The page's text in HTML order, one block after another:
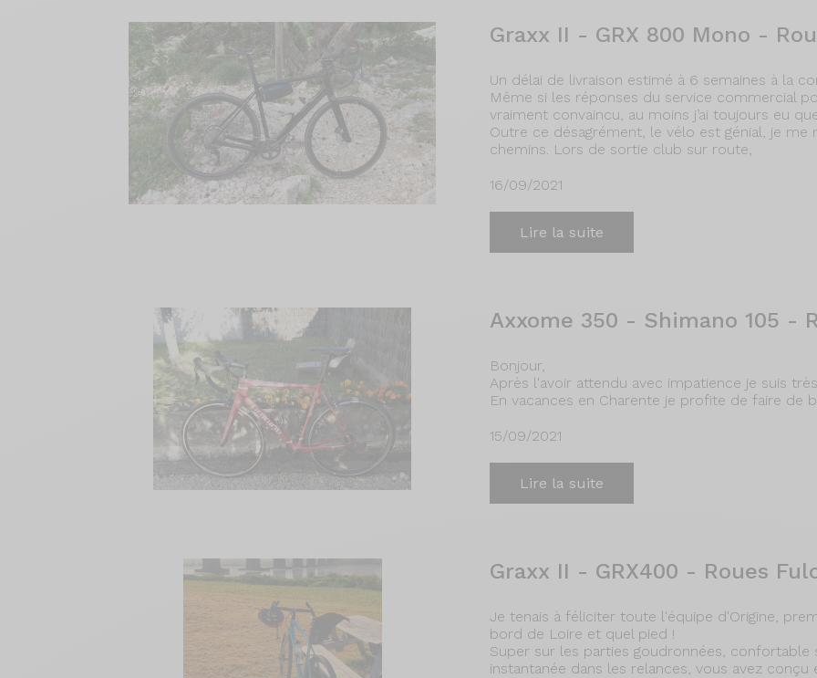
Graxx II - GRX 800 Mono -
Un délai de livraison estimé à 6 semaines à la
Même si les réponses du service commercial
vraiment convaincu, au moins j’ai toujours eu
Outre ce désagrément, le vélo est génial, je me
chemins. Lors de sortie club sur route,
16/09/2021
Lire la suite
Axxome 350 - Shimano 105 -
Bonjour,
Après l'avoir attendu avec impatience je suis
En vacances en Charente je profite de faire de
15/09/2021
Lire la suite
Graxx II - GRX400 - Roues
Je tenais à féliciter toute l'équipe d'Origine,
bord de Loire et quel pied !
Super sur les parties goudronnées,
instantanée dans les relances, vous avez